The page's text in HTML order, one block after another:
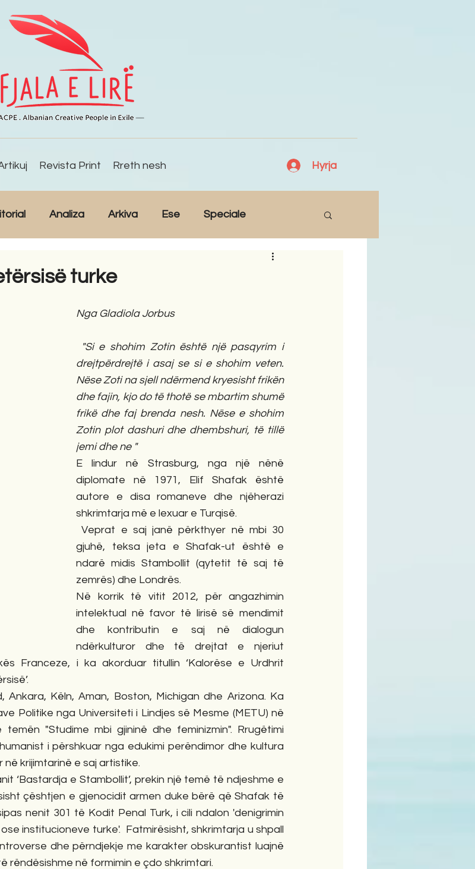
Revista Print Rreth nesh Hyrja
Analiza Arkiva Ese Speciale
Romane English Përkthime
turke
Nga Gladiola Jorbus
drejtpërdrejtë i asaj se si e shohim veten.
Nëse Zoti na sjell ndërmend kryesisht frikën
dhe fajin, kjo do të thotë se mbartim shumë
frikë dhe faj brenda nesh. Nëse e shohim
Zotin plot dashuri dhe dhembshuri, të tillë
jemi dhe ne "
E lindur në Strasburg, nga një nënë
diplomate në 1971, Elif Shafak është
autore e disa romaneve dhe njëherazi
shkrimtarja më e lexuar e Turqisë.
Veprat e saj janë përkthyer në mbi 30
gjuhë, teksa jeta e Shafak-ut është e
ndarë midis Stambollit (qytetit të saj të
zemrës) dhe Londrës.
Në korrik të vitit 2012, për angazhimin
intelektual në favor të lirisë së mendimit
dhe kontributin e saj në dialogun
ndërkulturor dhe të drejtat e njeriut
Franceze, i ka akorduar titullin ‘Kalorëse e Urdhrit
Këln, Aman, Boston, Michigan dhe Arizona. Ka
Politike nga Universiteti i Lindjes së Mesme (METU) në
"Studime mbi gjininë dhe feminizmin". Rrugëtimi
i përshkuar nga edukimi perëndimor dhe kultura
krijimtarinë e saj artistike.
‘Bastardja e Stambollit’, prekin një temë të ndjeshme e
çështjen e gjenocidit armen duke bërë që Shafak të
nenit 301 të Kodit Penal Turk, i cili ndalon 'denigrimin
institucioneve turke'.  Fatmirësisht, shkrimtarja u shpall
dhe përndjekje me karakter obskurantist luajnë
rëndësishme në formimin e çdo shkrimtari.